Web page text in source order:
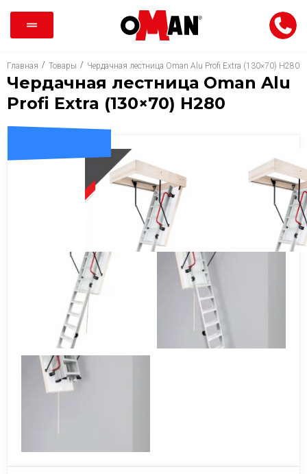
Главная / Товары / Чердачная лестница Oman Alu Profi Extra (130×70) H280
Чердачная лестница Oman Alu
Profi Extra (130×70) H280